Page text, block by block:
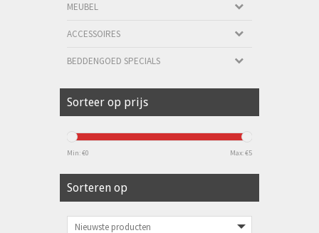
MEUBEL
ACCESSOIRES
BEDDENGOED SPECIALS
Sorteer op prijs
Min: €0 Max: €5
Sorteren op